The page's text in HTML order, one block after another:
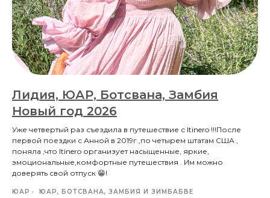
Лидия, ЮАР, Ботсвана, Замбия
Новый год 2026
Уже четвертый раз съездила в путешествие с Itinero !!!После
первой поездки с Анной в 2019г.,по четырем штатам США ,
поняла ,что Itinero организует насыщенные, яркие,
эмоциональные,комфортные путешествия . Им можно
доверять свой отпуск 😁!
ЮАР ЮАР, БОТСВАНА, ЗАМБИЯ И ЗИМБАБВЕ